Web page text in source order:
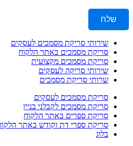
שלח
שירותי סריקת מסמכים לעסקים
סריקת מסמכים באתר הלקוח
סריקת מסמכים מקצועית
שירותי סריקה לעסקים
שרותי סריקת מסמכים
סריקת מסמכים לעסקים
סריקת מסמכים לקבלני בניין
סריקת ספרים באתר הלקוח
סריקת ספרי דת וקודש באתר
בלוג